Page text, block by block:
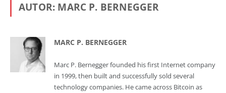
AUTOR: MARC P. BERNEGGER
MARC P. BERNEGGER
Marc P. Bernegger founded his first Internet company
in 1999, then built and successfully sold several
technology companies. He came across Bitcoin as